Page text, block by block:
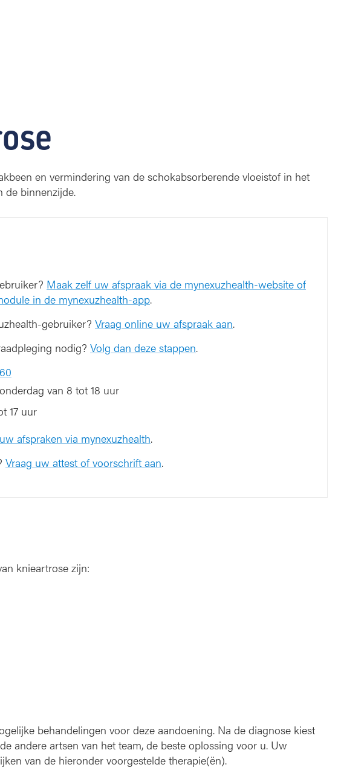
en vermindering van de schokabsorberende vloeistof in het
de binnenzijde.
Maak zelf uw afspraak via de mynexuzhealth-website of
in de mynexuzhealth-app.
gebruiker? Vraag online uw afspraak aan.
nodig? Volg dan deze stappen.
van 8 tot 18 uur
17 uur
afspraken via mynexuzhealth.
Vraag uw attest of voorschrift aan.
knieartrose zijn:
behandelingen voor deze aandoening. Na de diagnose kiest
andere artsen van het team, de beste oplossing voor u. Uw
van de hieronder voorgestelde therapie(ën).